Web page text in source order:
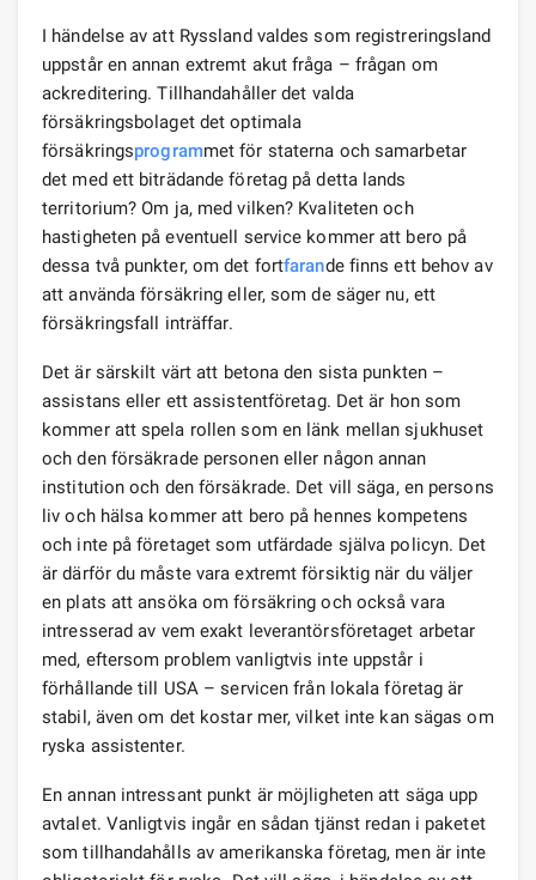
I händelse av att Ryssland valdes som registreringsland
uppstår en annan extremt akut fråga – frågan om
ackreditering. Tillhandahåller det valda
försäkringsbolaget det optimala
försäkringsprogrammet för staterna och samarbetar
det med ett biträdande företag på detta lands
territorium? Om ja, med vilken? Kvaliteten och
hastigheten på eventuell service kommer att bero på
dessa två punkter, om det fortfarande finns ett behov av
att använda försäkring eller, som de säger nu, ett
försäkringsfall inträffar.
Det är särskilt värt att betona den sista punkten –
assistans eller ett assistentföretag. Det är hon som
kommer att spela rollen som en länk mellan sjukhuset
och den försäkrade personen eller någon annan
institution och den försäkrade. Det vill säga, en persons
liv och hälsa kommer att bero på hennes kompetens
och inte på företaget som utfärdade själva policyn. Det
är därför du måste vara extremt försiktig när du väljer
en plats att ansöka om försäkring och också vara
intresserad av vem exakt leverantörsföretaget arbetar
med, eftersom problem vanligtvis inte uppstår i
förhållande till USA – servicen från lokala företag är
stabil, även om det kostar mer, vilket inte kan sägas om
ryska assistenter.
En annan intressant punkt är möjligheten att säga upp
avtalet. Vanligtvis ingår en sådan tjänst redan i paketet
som tillhandahålls av amerikanska företag, men är inte